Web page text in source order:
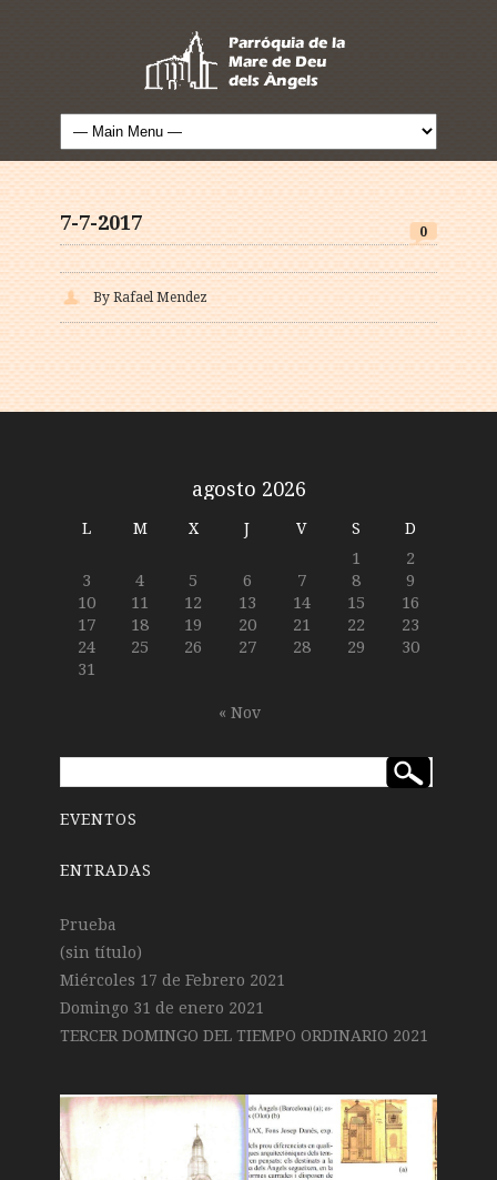
7-7-2017 0
By Rafael Mendez
agosto 2026
L M X J V S D
1
2
3
4 5 6 7 8
9
10
11 12 13 14 15
16
17
18 19 20 21 22
23
24
25 26 27 28 29
30
31
« Nov
EVENTOS
ENTRADAS
Prueba
(sin título)
Miércoles 17 de Febrero 2021
Domingo 31 de enero 2021
TERCER DOMINGO DEL TIEMPO ORDINARIO 2021